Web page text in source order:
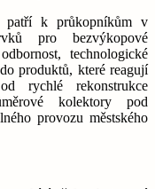
patří k průkopníkům v
pro bezvýkopové
technologické
produktů, které reagují
rychlé rekonstrukce
kolektory pod
provozu městského